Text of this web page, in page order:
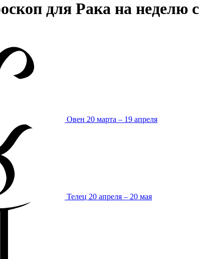
для Рака на неделю с
Овен 20 марта – 19 апреля
Телец 20 апреля – 20 мая